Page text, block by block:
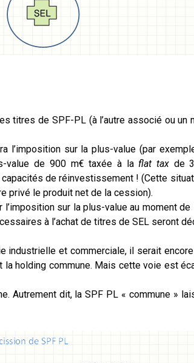
titres de SPF-PL (à l’autre associé ou un
sur la plus-value (par
value de 900 m€ taxée à la flat tax de
de réinvestissement ! (Cette
privé le produit net de la cession).
sur la plus-value au moment
à l’achat de titres de SEL seront
et commerciale, il serait
holding commune. Mais cette voie est
Autrement dit, la SPF PL « commune »